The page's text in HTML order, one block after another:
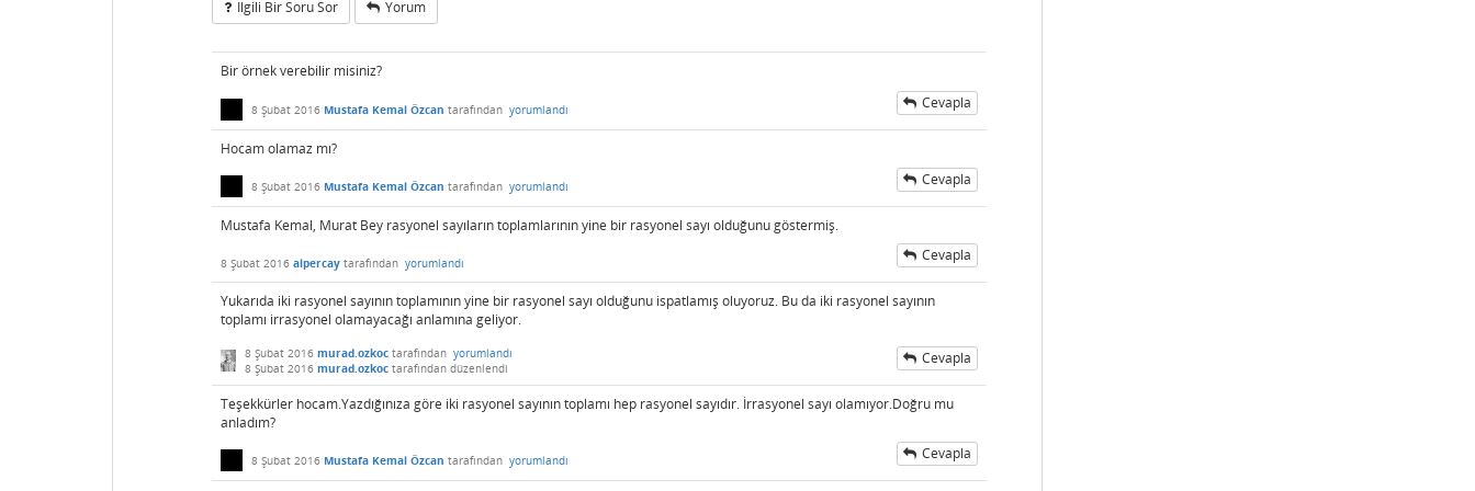
Ilgili Bir Soru Sor Yorum
Bir örnek verebilir misiniz?
8 Şubat 2016 Mustafa Kemal Özcan tarafından yorumlandı Cevapla
Hocam olamaz mı?
8 Şubat 2016 Mustafa Kemal Özcan tarafından yorumlandı Cevapla
Mustafa Kemal, Murat Bey rasyonel sayıların toplamlarının yine bir rasyonel sayı olduğunu göstermiş.
8 Şubat 2016 alpercay tarafından yorumlandı Cevapla
Yukarıda iki rasyonel sayının toplamının yine bir rasyonel sayı olduğunu ispatlamış oluyoruz. Bu da iki rasyonel sayının
toplamı irrasyonel olamayacağı anlamına geliyor.
8 Şubat 2016 murad.ozkoc tarafından yorumlandı
8 Şubat 2016 murad.ozkoc tarafından düzenlendi
Cevapla
Teşekkürler hocam.Yazdığınıza göre iki rasyonel sayının toplamı hep rasyonel sayıdır. İrrasyonel sayı olamıyor.Doğru mu
anladım?
8 Şubat 2016 Mustafa Kemal Özcan tarafından yorumlandı Cevapla